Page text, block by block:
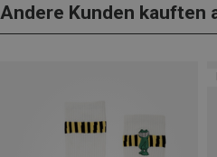
Andere Kunden kauften